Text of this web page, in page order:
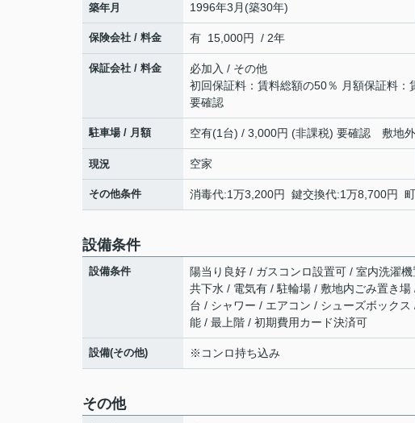
築年月 1996年3月(築30年)
保険会社 / 料金 有 15,000円 / 2年
保証会社 / 料金
必加入 / その他
初回保証料：賃料総額の50％ 月額保証料：
要確認
駐車場 / 月額 空有(1台) / 3,000円 (非課税) 要確認 敷地外
現況 空家
その他条件 消毒代:1万3,200円 鍵交換代:1万8,700円
設備条件
設備条件
陽当り良好 / ガスコンロ設置可 / 室内洗濯
共下水 / 電気有 / 駐輪場 / 敷地内ごみ置き
台 / シャワー / エアコン / シューズボック
能 / 最上階 / 初期費用カード決済可
設備(その他) ※コンロ持ち込み
その他